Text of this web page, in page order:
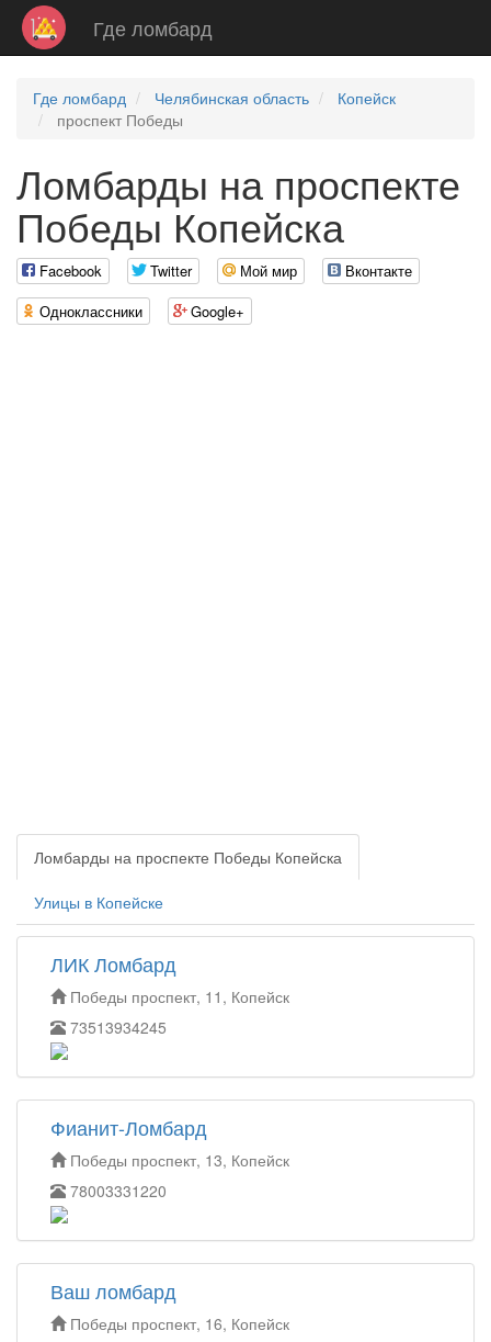
Где ломбард
Где ломбард Челябинская область
Копейск
проспект Победы
Ломбарды на проспекте
Победы Копейска
Facebook Twitter Мой мир
Вконтакте
Одноклассники
Google+
Ломбарды на проспекте Победы Копейска
Улицы в Копейске
ЛИК Ломбард
Победы проспект, 11, Копейск
73513934245
Фианит-Ломбард
Победы проспект, 13, Копейск
78003331220
Ваш ломбард
Победы проспект, 16, Копейск